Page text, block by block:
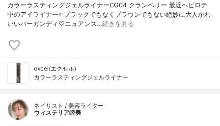
カラーラスティングジェルライナーCG04 クランベリー 最近ヘビロテ
中のアイライナー✨ブラックでもなくブラウンでもない絶妙に大人かわ
いいバーガンディ♡ニュアンス…続きを見る
excel(エクセル)
カラーラスティングジェルライナー
ネイリスト / 美容ライター
ウィステリア睦美